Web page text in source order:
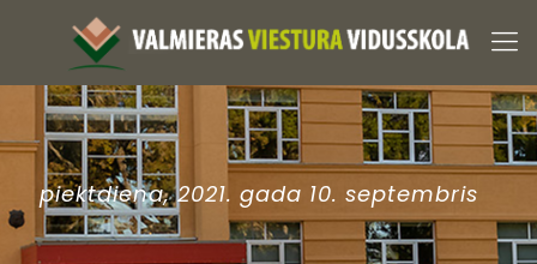
piektdiena, 2021. gada 10. septembris